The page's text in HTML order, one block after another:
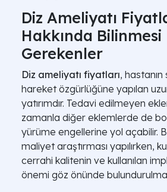
Diz Ameliyatı
Hakkında Bilinmesi
Gerekenler
Diz ameliyatı fiyatları, hastanın
hareket özgürlüğüne yapılan
yatırımdır. Tedavi edilmeyen
zamanla diğer eklemlerde de
yürüme engellerine yol açabilir.
maliyet araştırması yapılırken,
cerrahi kalitenin ve kullanılan
önemi göz önünde